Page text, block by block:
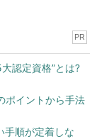
PR
認定資格”とは?
ポイントから手法
手順が定着しな